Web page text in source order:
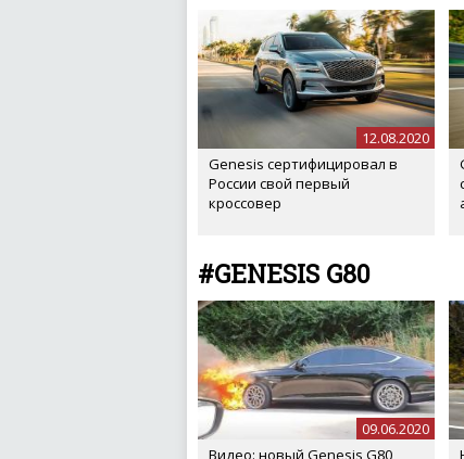
Genesis сертифицировал в
России свой первый
кроссовер
12.08.2020
#GENESIS G80
Видео: новый Genesis G80
09.06.2020